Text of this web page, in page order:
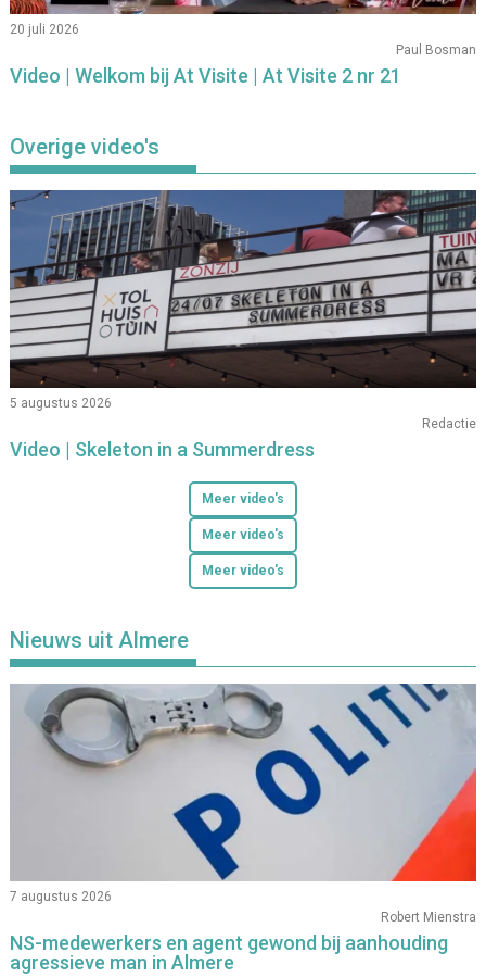
20 juli 2026
Paul Bosman
Video | Welkom bij At Visite | At Visite 2 nr 21
Overige video's
5 augustus 2026
Redactie
Video | Skeleton in a Summerdress
Meer video's
Meer video's
Meer video's
Nieuws uit Almere
7 augustus 2026
Robert Mienstra
NS-medewerkers en agent gewond bij aanhouding
agressieve man in Almere